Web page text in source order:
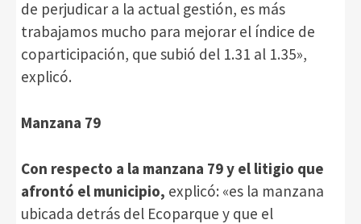
de perjudicar a la actual gestión, es más
trabajamos mucho para mejorar el índice de
coparticipación, que subió del 1.31 al 1.35»,
explicó.
Manzana 79
Con respecto a la manzana 79 y el litigio que
afrontó el municipio, explicó: «es la manzana
ubicada detrás del Ecoparque y que el